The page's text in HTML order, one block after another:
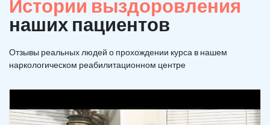
Истории выздоровления
наших пациентов
Отзывы реальных людей о прохождении курса в нашем
наркологическом реабилитационном центре